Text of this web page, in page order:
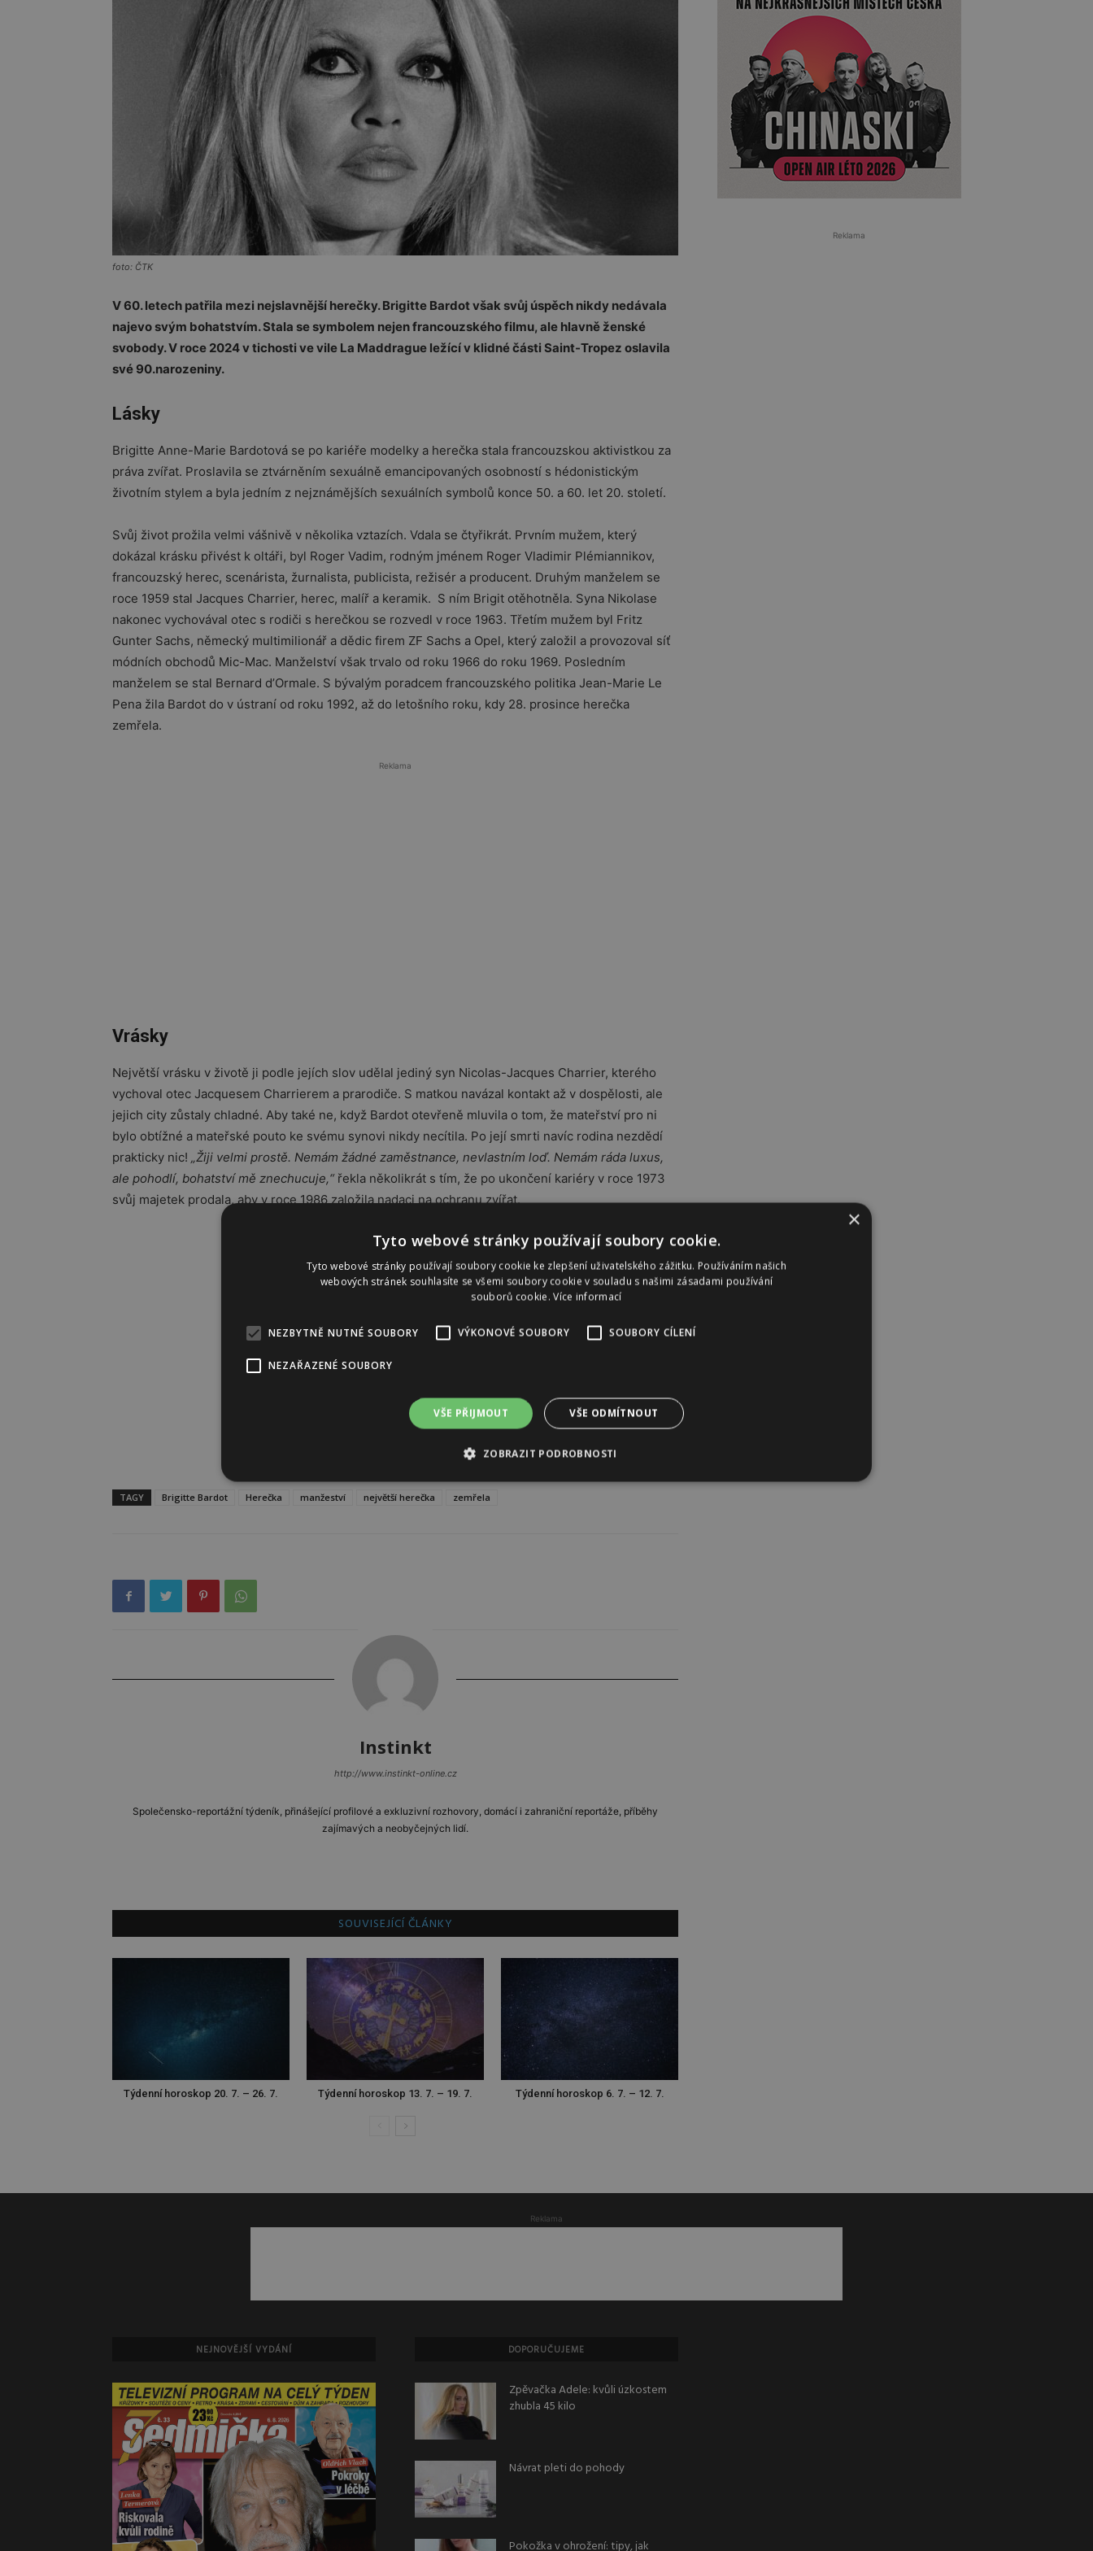
foto: ČTK
V 60. letech patřila mezi nejslavnější herečky. Brigitte Bardot však svůj úspěch nikdy nedávala
najevo svým bohatstvím. Stala se symbolem nejen francouzského filmu, ale hlavně ženské
svobody. V roce 2024 v tichosti ve vile La Maddrague ležící v klidné části Saint-Tropez oslavila
své 90.narozeniny.
Lásky
Brigitte Anne-Marie Bardotová se po kariéře modelky a herečka stala francouzskou aktivistkou za
práva zvířat. Proslavila se ztvárněním sexuálně emancipovaných osobností s hédonistickým
životním stylem a byla jedním z nejznámějších sexuálních symbolů konce 50. a 60. let 20. století.
Svůj život prožila velmi vášnivě v několika vztazích. Vdala se čtyřikrát. Prvním mužem, který
dokázal krásku přivést k oltáři, byl Roger Vadim, rodným jménem Roger Vladimir Plémiannikov,
francouzský herec, scenárista, žurnalista, publicista, režisér a producent. Druhým manželem se
roce 1959 stal Jacques Charrier, herec, malíř a keramik. S ním Brigit otěhotněla. Syna Nikolase
nakonec vychovával otec s rodiči s herečkou se rozvedl v roce 1963. Třetím mužem byl Fritz
Gunter Sachs, německý multimilionář a dědic firem ZF Sachs a Opel, který založil a provozoval síť
módních obchodů Mic-Mac. Manželství však trvalo od roku 1966 do roku 1969. Posledním
manželem se stal Bernard d’Ormale. S bývalým poradcem francouzského politika Jean-Marie Le
Pena žila Bardot do v ústraní od roku 1992, až do letošního roku, kdy 28. prosince herečka
zemřela.
Reklama
Vrásky
Největší vrásku v životě ji podle jejích slov udělal jediný syn Nicolas-Jacques Charrier, kterého
vychoval otec Jacquesem Charrierem a prarodiče. S matkou navázal kontakt až v dospělosti, ale
jejich city zůstaly chladné. Aby také ne, když Bardot otevřeně mluvila o tom, že mateřství pro ni
bylo obtížné a mateřské pouto ke svému synovi nikdy necítila. Po její smrti navíc rodina nezdědí
prakticky nic! „Žiji velmi prostě. Nemám žádné zaměstnance, nevlastním loď. Nemám ráda luxus,
ale pohodlí, bohatství mě znechucuje,“řekla několikrát s tím, že po ukončení kariéry v roce 1973
svůj majetek prodala, aby v roce 1986 založila nadaci na ochranu zvířat.
Reklama
TAGY Brigitte Bardot Herečka manžeství největší herečka zemřela
Instinkt
http://www.instinkt-online.cz
Společensko-reportážní týdeník, přinášející profilové a exkluzivní rozhovory, domácí i zahraniční reportáže, příběhy
zajímavých a neobyčejných lidí.
SOUVISEJÍCÍ ČLÁNKY
Týdenní horoskop 20. 7. – 26. 7. Týdenní horoskop 13. 7. – 19. 7. Týdenní horoskop 6. 7. – 12. 7.
Reklama
Reklama
NEJNOVĚJŠÍ VYDÁNÍ DOPORUČUJEME
Zpěvačka Adele: kvůli úzkostem
zhubla 45 kilo
Návrat pleti do pohody
Pokožka v ohrožení: tipy, jak
×
Tyto webové stránky používají soubory cookie.
Tyto webové stránky používají soubory cookie ke zlepšení uživatelského zážitku. Používáním našich
webových stránek souhlasíte se všemi soubory cookie v souladu s našimi zásadami používání
souborů cookie.Více informací
NEZBYTNĚ NUTNÉ SOUBORY VÝKONOVÉ SOUBORY SOUBORY CÍLENÍ
NEZAŘAZENÉ SOUBORY
VŠE PŘIJMOUT VŠE ODMÍTNOUT
ZOBRAZIT PODROBNOSTI